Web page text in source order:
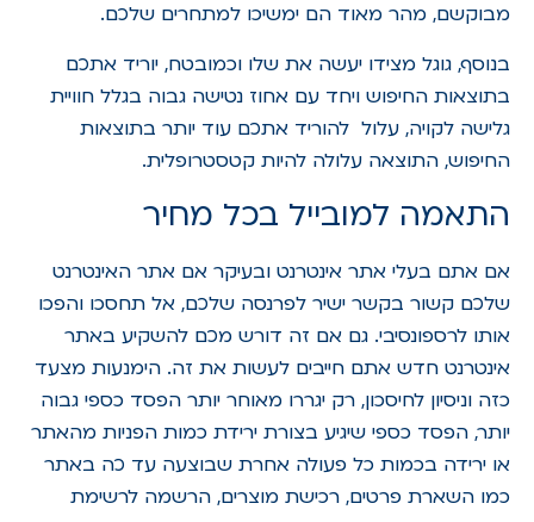
מבוקשם, מהר מאוד הם ימשיכו למתחרים שלכם.
בנוסף, גוגל מצידו יעשה את שלו וכמובטח, יוריד אתכם
בתוצאות החיפוש ויחד עם אחוז נטישה גבוה בגלל חוויית
גלישה לקויה, עלול להוריד אתכם עוד יותר בתוצאות
החיפוש, התוצאה עלולה להיות קטסטרופלית.
התאמה למובייל בכל מחיר
אם אתם בעלי אתר אינטרנט ובעיקר אם אתר האינטרנט
שלכם קשור בקשר ישיר לפרנסה שלכם, אל תחסכו והפכו
אותו לרספונסיבי. גם אם זה דורש מכם להשקיע באתר
אינטרנט חדש אתם חייבים לעשות את זה. הימנעות מצעד
כזה וניסיון לחיסכון, רק יגררו מאוחר יותר הפסד כספי גבוה
יותר, הפסד כספי שיגיע בצורת ירידת כמות הפניות מהאתר
או ירידה בכמות כל פעולה אחרת שבוצעה עד כה באתר
כמו השארת פרטים, רכישת מוצרים, הרשמה לרשימת